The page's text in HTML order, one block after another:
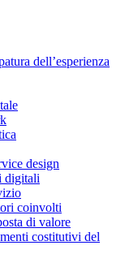
dell’esperienza
design
digitali
coinvolti
di valore
costitutivi del